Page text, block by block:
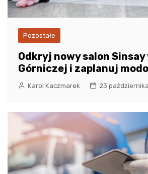
Pozostałe
Odkryj nowy salon Sinsay
Górniczej i zaplanuj
Karol Kaczmarek 23